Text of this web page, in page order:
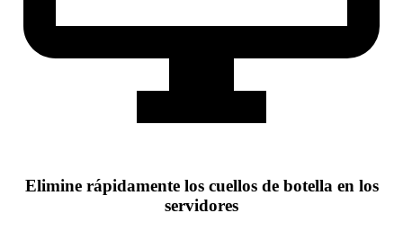
Elimine rápidamente los cuellos de botella en los
servidores